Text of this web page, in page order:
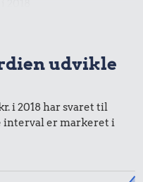
udvikle
i 2018 har svaret til
interval er markeret i